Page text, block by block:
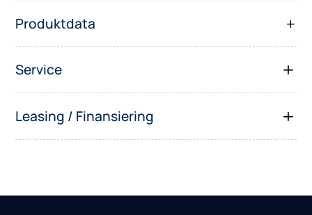
Produktdata
Service
Leasing / Finansiering